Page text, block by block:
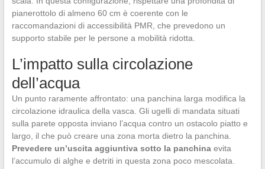
pianerottolo di almeno 60 cm è coerente con le
raccomandazioni di accessibilità PMR, che prevedono un
supporto stabile per le persone a mobilità ridotta.
L’impatto sulla circolazione
dell’acqua
Un punto raramente affrontato: una panchina larga modifica la
circolazione idraulica della vasca. Gli ugelli di mandata situati
sulla parete opposta inviano l’acqua contro un ostacolo piatto e
largo, il che può creare una zona morta dietro la panchina.
Prevedere un’uscita aggiuntiva sotto la panchinaevita
l’accumulo di alghe e detriti in questa zona poco mescolata.